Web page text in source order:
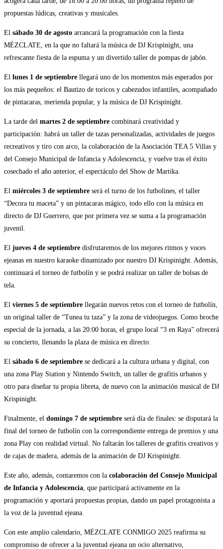
propuestas lúdicas, creativas y musicales.
El sábado 30 de agosto arrancará la programación con la fiesta
MÉZCLATE, en la que no faltará la música de DJ Krispinight, una
refrescante fiesta de la espuma y un divertido taller de pompas de jabón.
El lunes 1 de septiembre llegará uno de los momentos más esperados por
los más pequeños: el Bautizo de toricos y cabezudos infantiles, acompañado
de pintacaras, merienda popular, y la música de DJ Krispinight.
La tarde del martes 2 de septiembre combinará creatividad y
participación: habrá un taller de tazas personalizadas, actividades de juegos
recreativos y tiro con arco, la colaboración de la Asociación TEA 5 Villas y
del Consejo Municipal de Infancia y Adolescencia, y vuelve tras el éxito
cosechado el año anterior, el espectáculo del Show de Martika.
El miércoles 3 de septiembre será el turno de los futbolines, el taller
“Decora tu maceta” y un pintacaras mágico, todo ello con la música en
directo de DJ Guerrero, que por primera vez se suma a la programación
juvenil.
El jueves 4 de septiembre disfrutaremos de los mejores ritmos y voces
ejeanas en nuestro karaoke dinamizado por nuestro DJ Krispinight. Además,
continuará el torneo de futbolín y se podrá realizar un taller de bolsas de
tela.
El viernes 5 de septiembre llegarán nuevos retos con el torneo de futbolín,
un original taller de “Tunea tu taza” y la zona de videojuegos. Como broche
especial de la jornada, a las 20:00 horas, el grupo local “3 en Raya” ofrecerá
su concierto, llenando la plaza de música en directo.
El sábado 6 de septiembre se dedicará a la cultura urbana y digital, con
una zona Play Station y Nintendo Switch, un taller de grafitis urbanos y
otro para diseñar tu propia libreta, de nuevo con la animación musical de DJ
Krispinight.
Finalmente, el domingo 7 de septiembre será día de finales: se disputará la
final del torneo de futbolín con la correspondiente entrega de premios y una
zona Play con realidad virtual. No faltarán los talleres de grafitis creativos y
de cajas de madera, además de la animación de DJ Krispinight.
Este año, además, contaremos con la colaboración del Consejo Municipal
de Infancia y Adolescencia , que participará activamente en la
programación y aportará propuestas propias, dando un papel protagonista a
la voz de la juventud ejeana.
Con este amplio calendario, MÉZCLATE CONMIGO 2025 reafirma su
compromiso de ofrecer a la juventud ejeana un ocio alternativo,